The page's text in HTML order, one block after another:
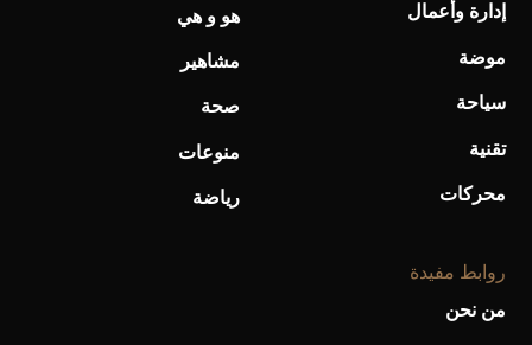
أفضل تدريج للشعر الطويل لإطلالة جريئة وعصرية
إدارة وأعمال
موضة
سياحة
تقنية
محركات
هو و هي
مشاهير
صحة
منوعات
رياضة
روابط مفيدة
من نحن